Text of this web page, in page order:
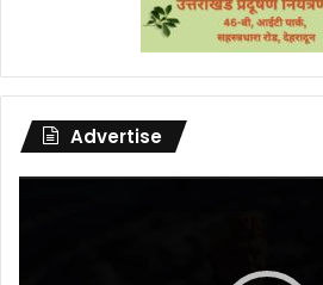
Advertise